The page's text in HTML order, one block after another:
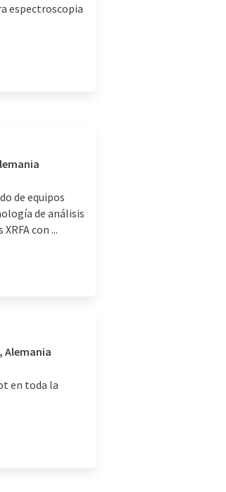
espectroscopia
de equipos
de análisis
con ...
Alemania
en toda la